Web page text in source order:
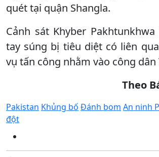
quét tại quận Shangla.
Cảnh sát Khyber
tay súng bị tiêu diệt có liên
vụ tấn công nhằm vào công dân
Theo
Pakistan Khủng bố Đánh bom An ninh
đột